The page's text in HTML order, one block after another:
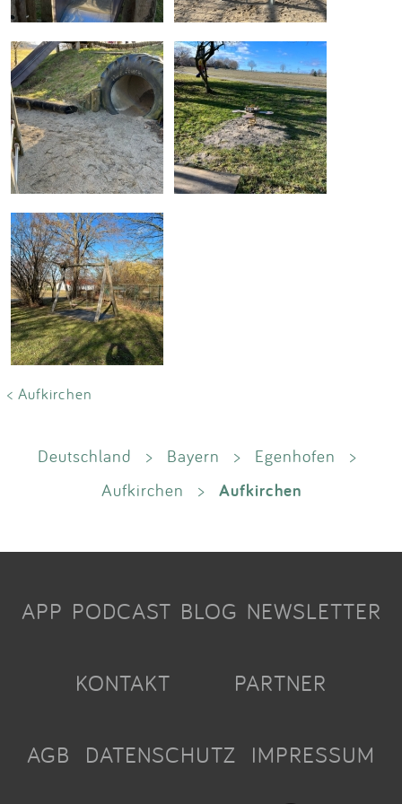
< Aufkirchen
Deutschland > Bayern > Egenhofen
>
Aufkirchen
> Aufkirchen
APP PODCAST BLOG NEWSLETTER
KONTAKT PARTNER
AGB DATENSCHUTZ IMPRESSUM